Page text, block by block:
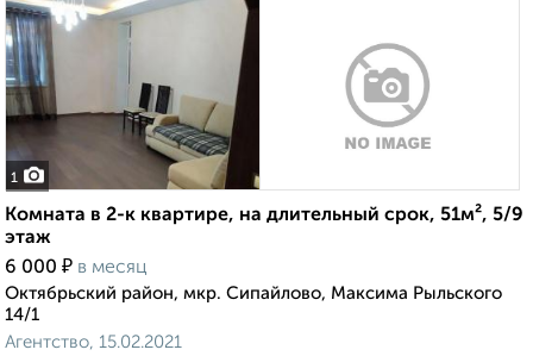
1
Комната в 2-к квартире, на длительный срок, 51м², 5/9
этаж
6 000 ₽ в месяц
Октябрьский район, мкр. Сипайлово, Максима Рыльского
14/1
Агентство, 15.02.2021